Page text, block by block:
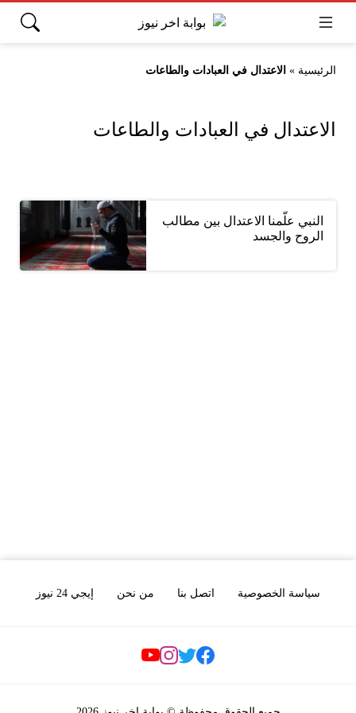
الرئيسية » الاعتدال في العبادات والطاعات
الاعتدال في العبادات والطاعات
النبي علّمنا الاعتدال بين مطالب
الروح والجسد
سياسة الخصوصية اتصل بنا من نحن إيجي 24 نيوز
Social Links